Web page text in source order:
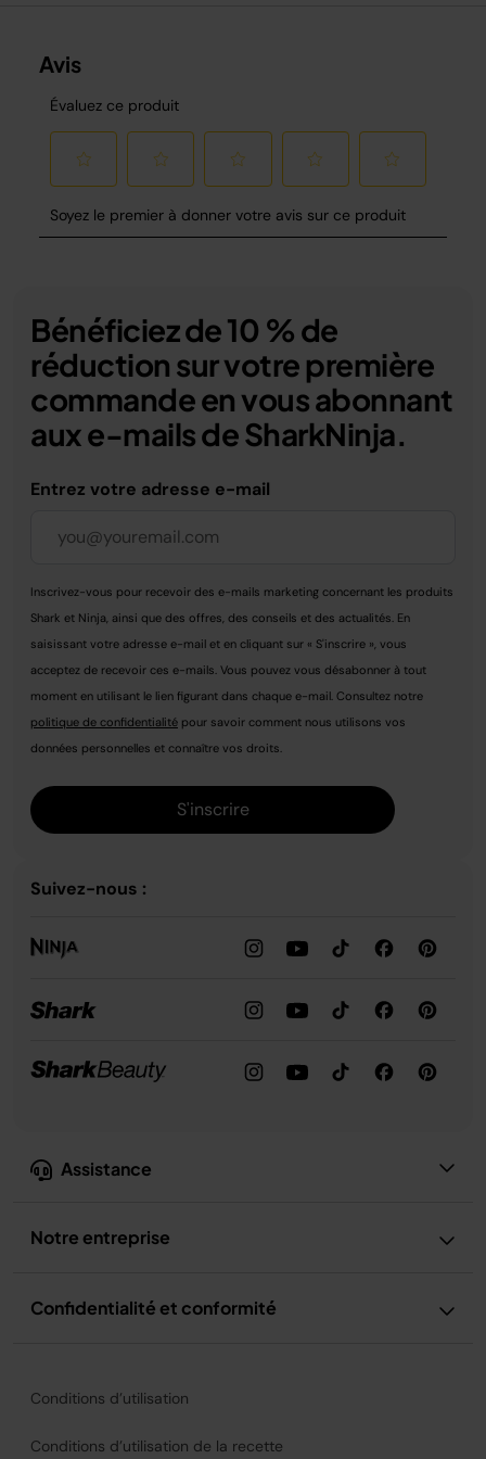
Assistance
Notre entreprise
Confidentialité et conformité
Bénéficiez de 10 % de
réduction sur votre première
commande en vous abonnant
aux e-mails de SharkNinja.
Entrez votre adresse e-mail
Inscrivez-vous pour recevoir des e-mails marketing concernant les produits
Shark et Ninja, ainsi que des offres, des conseils et des actualités. En
saisissant votre adresse e-mail et en cliquant sur « S'inscrire », vous
acceptez de recevoir ces e-mails. Vous pouvez vous désabonner à tout
moment en utilisant le lien figurant dans chaque e-mail. Consultez notre
politique de confidentialité pour savoir comment nous utilisons vos
données personnelles et connaître vos droits.
S'inscrire
Suivez-nous :
Conditions d’utilisation
Conditions d’utilisation de la recette